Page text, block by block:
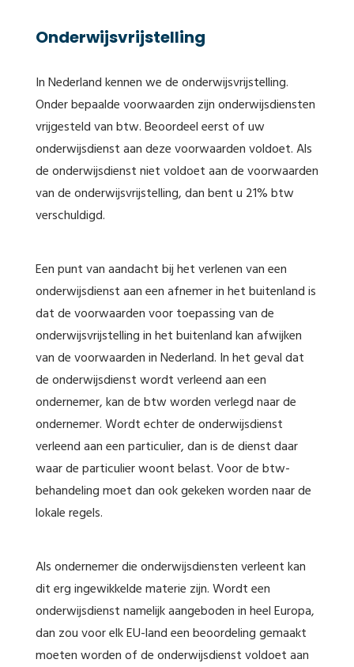
Onderwijsvrijstelling
In Nederland kennen we de onderwijsvrijstelling.
Onder bepaalde voorwaarden zijn onderwijsdiensten
vrijgesteld van btw. Beoordeel eerst of uw
onderwijsdienst aan deze voorwaarden voldoet. Als
de onderwijsdienst niet voldoet aan de voorwaarden
van de onderwijsvrijstelling, dan bent u 21% btw
verschuldigd.
Een punt van aandacht bij het verlenen van een
onderwijsdienst aan een afnemer in het buitenland is
dat de voorwaarden voor toepassing van de
onderwijsvrijstelling in het buitenland kan afwijken
van de voorwaarden in Nederland. In het geval dat
de onderwijsdienst wordt verleend aan een
ondernemer, kan de btw worden verlegd naar de
ondernemer. Wordt echter de onderwijsdienst
verleend aan een particulier, dan is de dienst daar
waar de particulier woont belast. Voor de btw-
behandeling moet dan ook gekeken worden naar de
lokale regels.
Als ondernemer die onderwijsdiensten verleent kan
dit erg ingewikkelde materie zijn. Wordt een
onderwijsdienst namelijk aangeboden in heel Europa,
dan zou voor elk EU-land een beoordeling gemaakt
moeten worden of de onderwijsdienst voldoet aan